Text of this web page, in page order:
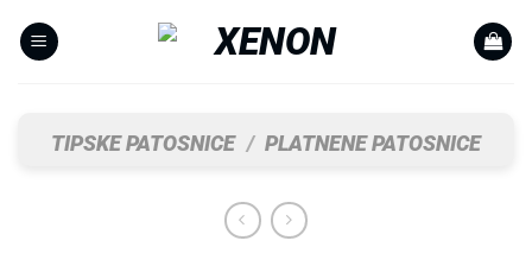
TIPSKE PATOSNICE / PLATNENE PATOSNICE